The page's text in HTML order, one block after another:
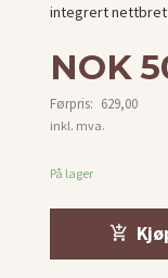
integrert
Tilbud
NOK
Førpris: 629,00
Rabatt
inkl. mva.
På lager